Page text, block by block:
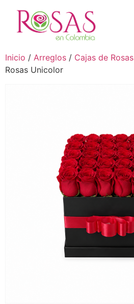
Inicio / Arreglos / Cajas de Rosas
Rosas Unicolor